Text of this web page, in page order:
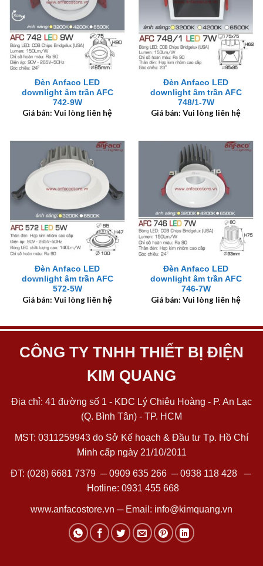
Đèn Anfaco LED
downlight âm trần AFC
742-9W
Giá bán: Vui lòng liên hệ
Đèn Anfaco LED
downlight âm trần AFC
748/1-7W
Giá bán: Vui lòng liên hệ
Đèn Anfaco LED
downlight âm trần AFC
572-5W
Giá bán: Vui lòng liên hệ
Đèn Anfaco LED
downlight âm trần AFC
746-7W
Giá bán: Vui lòng liên hệ
CÔNG TY TNHH THIẾT BỊ ĐIỆN
KIM QUANG
Địa chỉ: 41 đường số 1 - KDC Lý Chiêu Hoàng - P. An Lạc
(Q. Bình Tân) - TP. HCM
MST: 0311259943 do Sở Kế hoạch & Đầu tư Tp. Hồ Chí
Minh cấp ngày 21/10/2011
ĐT: (028) 6681 7379 ─0909 635 266─0938 118 428─
Hotline: 0931 455 668
www.anfacostore.vn ─ Email: info@kimquang.vn